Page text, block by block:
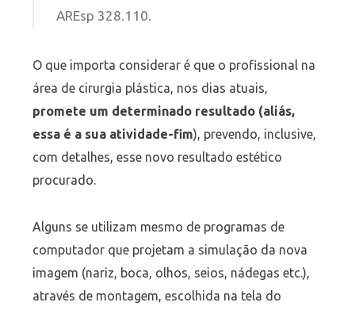
AREsp 328.110.
O que importa considerar é que o profissional na
área de cirurgia plástica, nos dias atuais,
promete um determinado resultado (aliás,
essa é a sua atividade-fim), prevendo, inclusive,
com detalhes, esse novo resultado estético
procurado.
Alguns se utilizam mesmo de programas de
computador que projetam a simulação da nova
imagem (nariz, boca, olhos, seios, nádegas etc.),
através de montagem, escolhida na tela do